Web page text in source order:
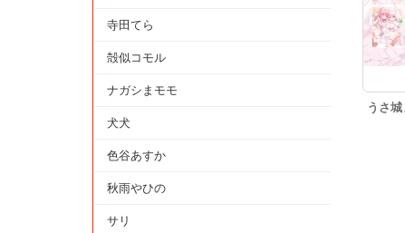
うさ
寺田てら
殻似コモル
ナガシまモモ
犬犬
色谷あすか
秋雨やひの
サリ